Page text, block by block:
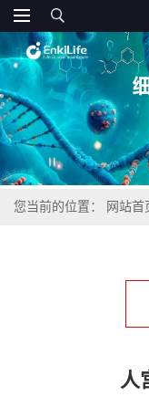
您当前的位置： 网站首
人